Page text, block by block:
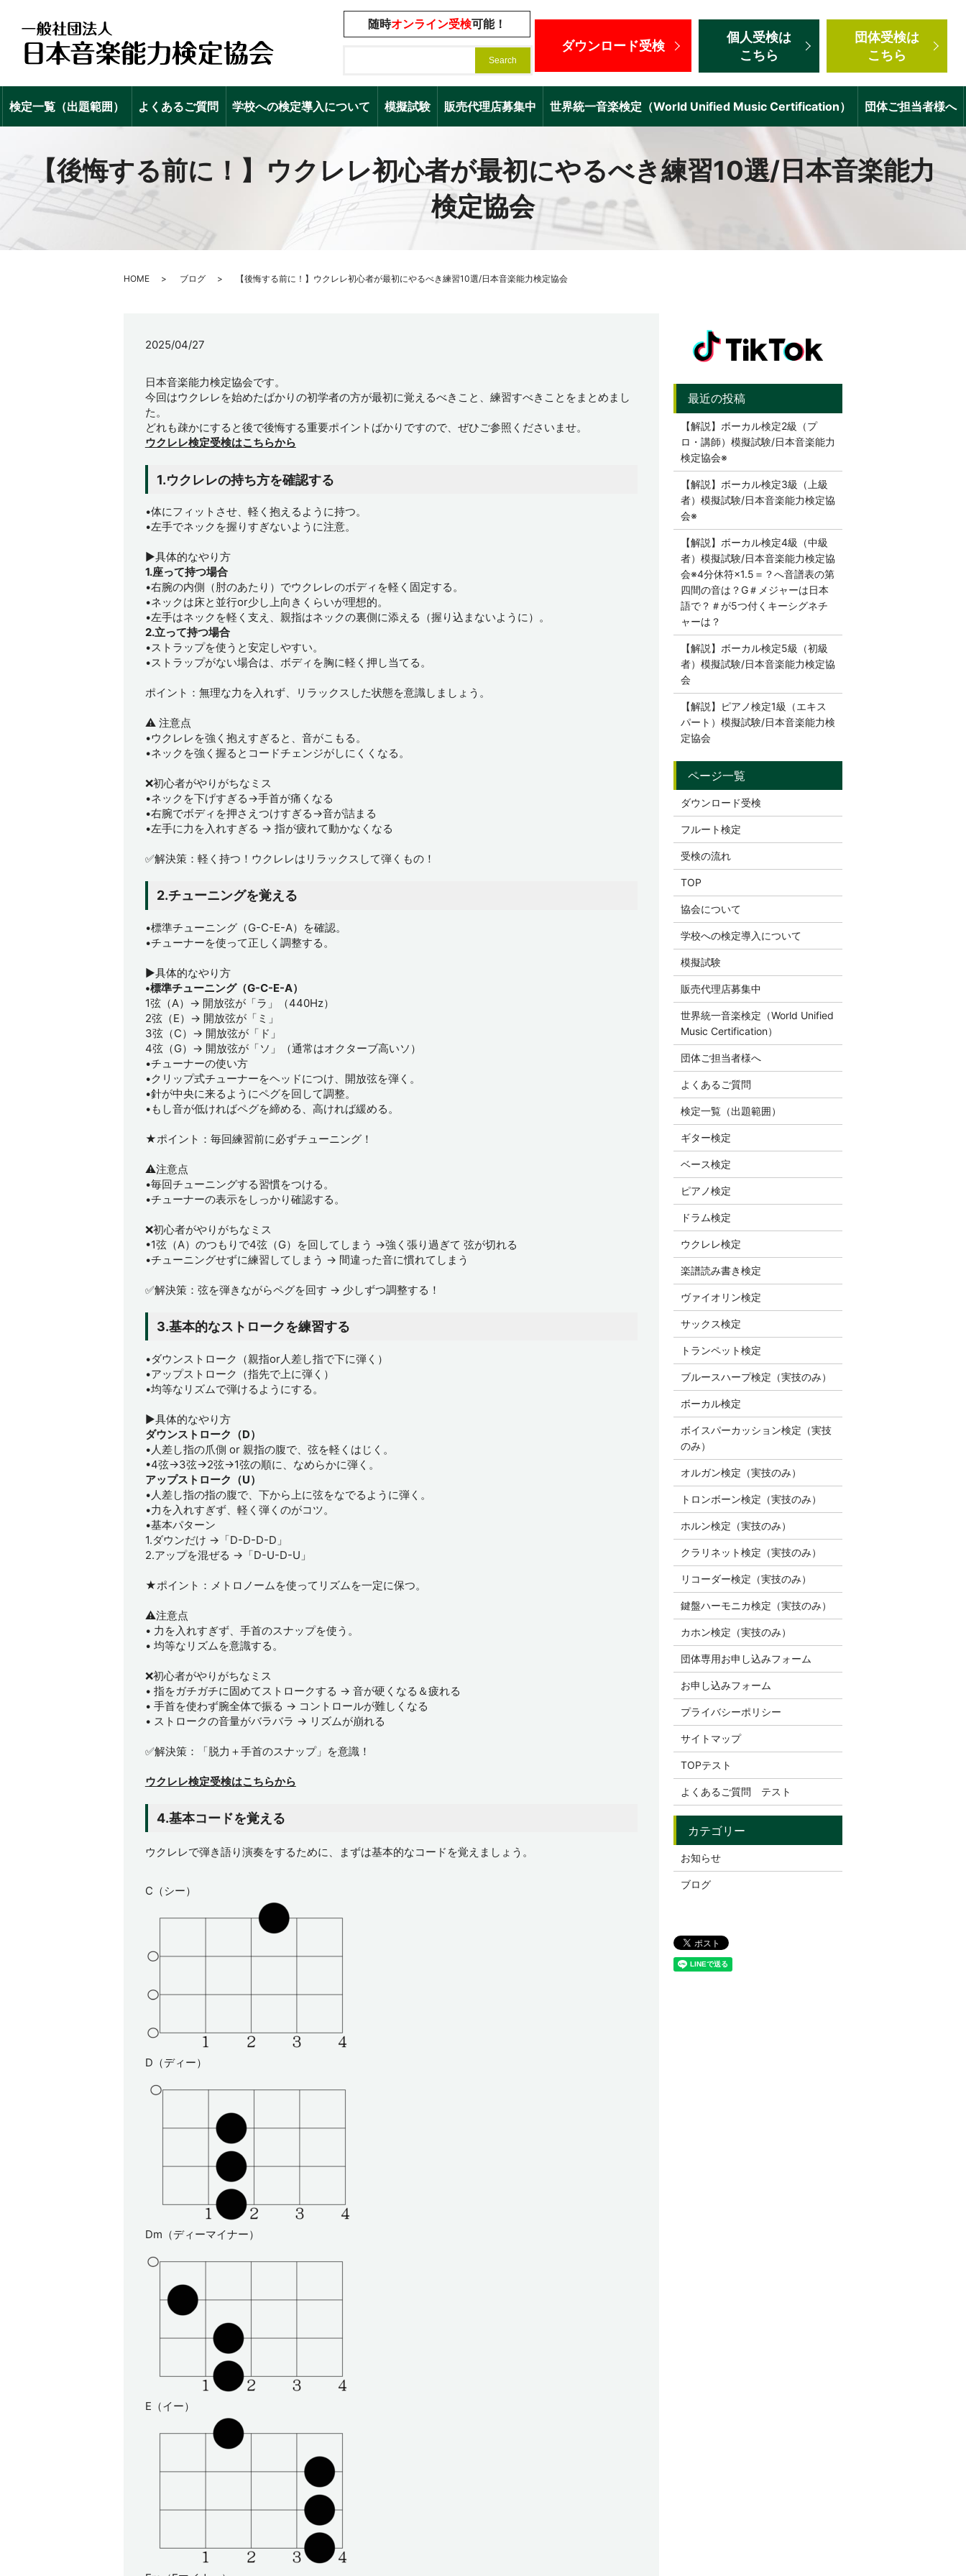
随時オンライン受検可能！
ダウンロード受検
個人受検は
こちら
団体受検は
こちら
検定一覧（出題範囲） よくあるご質問 学校への検定導入について 模擬試験 販売代理店募集中 世界統一音楽検定（World Unified Music Certification） 団体ご担当者様へ
【後悔する前に！】ウクレレ初心者が最初にやるべき練習10選/日本音楽能力
検定協会
HOME ブログ 【後悔する前に！】ウクレレ初心者が最初にやるべき練習10選/日本音楽能力検定協会
2025/04/27
日本音楽能力検定協会です。
今回はウクレレを始めたばかりの初学者の方が最初に覚えるべきこと、練習すべきことをまとめまし
た。
どれも疎かにすると後で後悔する重要ポイントばかりですので、ぜひご参照くださいませ。
ウクレレ検定受検はこちらから
1.ウクレレの持ち方を確認する
•体にフィットさせ、軽く抱えるように持つ。
•左手でネックを握りすぎないように注意。
▶具体的なやり方
1.座って持つ場合
•右腕の内側（肘のあたり）でウクレレのボディを軽く固定する。
•ネックは床と並行or少し上向きくらいが理想的。
•左手はネックを軽く支え、親指はネックの裏側に添える（握り込まないように）。
2.立って持つ場合
•ストラップを使うと安定しやすい。
•ストラップがない場合は、ボディを胸に軽く押し当てる。
ポイント：無理な力を入れず、リラックスした状態を意識しましょう。
⚠️ 注意点
•ウクレレを強く抱えすぎると、音がこもる。
•ネックを強く握るとコードチェンジがしにくくなる。
❌初心者がやりがちなミス
•ネックを下げすぎる→手首が痛くなる
•右腕でボディを押さえつけすぎる→音が詰まる
•左手に力を入れすぎる → 指が疲れて動かなくなる
✅解決策：軽く持つ！ウクレレはリラックスして弾くもの！
2.チューニングを覚える
•標準チューニング（G-C-E-A）を確認。
•チューナーを使って正しく調整する。
▶具体的なやり方
•標準チューニング（G-C-E-A）
1弦（A）→ 開放弦が「ラ」（440Hz）
2弦（E）→ 開放弦が「ミ」
3弦（C）→ 開放弦が「ド」
4弦（G）→ 開放弦が「ソ」（通常はオクターブ高いソ）
•チューナーの使い方
•クリップ式チューナーをヘッドにつけ、開放弦を弾く。
•針が中央に来るようにペグを回して調整。
•もし音が低ければペグを締める、高ければ緩める。
★ポイント：毎回練習前に必ずチューニング！
⚠️注意点
•毎回チューニングする習慣をつける。
•チューナーの表示をしっかり確認する。
❌初心者がやりがちなミス
•1弦（A）のつもりで4弦（G）を回してしまう →強く張り過ぎて 弦が切れる
•チューニングせずに練習してしまう → 間違った音に慣れてしまう
✅解決策：弦を弾きながらペグを回す → 少しずつ調整する！
3.基本的なストロークを練習する
•ダウンストローク（親指or人差し指で下に弾く）
•アップストローク（指先で上に弾く）
•均等なリズムで弾けるようにする。
▶具体的なやり方
ダウンストローク（D）
•人差し指の爪側 or 親指の腹で、弦を軽くはじく。
•4弦→3弦→2弦→1弦の順に、なめらかに弾く。
アップストローク（U）
•人差し指の指の腹で、下から上に弦をなでるように弾く。
•力を入れすぎず、軽く弾くのがコツ。
•基本パターン
1.ダウンだけ →「D-D-D-D」
2.アップを混ぜる →「D-U-D-U」
★ポイント：メトロノームを使ってリズムを一定に保つ。
⚠️注意点
• 力を入れすぎず、手首のスナップを使う。
• 均等なリズムを意識する。
❌初心者がやりがちなミス
• 指をガチガチに固めてストロークする → 音が硬くなる＆疲れる
• 手首を使わず腕全体で振る → コントロールが難しくなる
• ストロークの音量がバラバラ → リズムが崩れる
✅解決策：「脱力＋手首のスナップ」を意識！
ウクレレ検定受検はこちらから
4.基本コードを覚える
ウクレレで弾き語り演奏をするために、まずは基本的なコードを覚えましょう。
C（シー）
D（ディー）
Dm（ディーマイナー）
E（イー）
【解説】ボーカル検定2級（プ
ロ・講師）模擬試験/日本音楽能力
検定協会※
【解説】ボーカル検定3級（上級
者）模擬試験/日本音楽能力検定協
会※
【解説】ボーカル検定4級（中級
者）模擬試験/日本音楽能力検定協
会※4分休符×1.5＝？へ音譜表の第
四間の音は？G＃メジャーは日本
語で？＃が5つ付くキーシグネチ
ャーは？
【解説】ボーカル検定5級（初級
者）模擬試験/日本音楽能力検定協
会
【解説】ピアノ検定1級（エキス
パート）模擬試験/日本音楽能力検
定協会
ダウンロード受検
フルート検定
受検の流れ
TOP
協会について
学校への検定導入について
模擬試験
販売代理店募集中
世界統一音楽検定（World Unified
Music Certification）
団体ご担当者様へ
よくあるご質問
検定一覧（出題範囲）
ギター検定
ベース検定
ピアノ検定
ドラム検定
ウクレレ検定
楽譜読み書き検定
ヴァイオリン検定
サックス検定
トランペット検定
ブルースハープ検定（実技のみ）
ボーカル検定
ボイスパーカッション検定（実技
のみ）
オルガン検定（実技のみ）
トロンボーン検定（実技のみ）
ホルン検定（実技のみ）
クラリネット検定（実技のみ）
リコーダー検定（実技のみ）
鍵盤ハーモニカ検定（実技のみ）
カホン検定（実技のみ）
団体専用お申し込みフォーム
お申し込みフォーム
プライバシーポリシー
サイトマップ
TOPテスト
よくあるご質問 テスト
お知らせ
ブログ